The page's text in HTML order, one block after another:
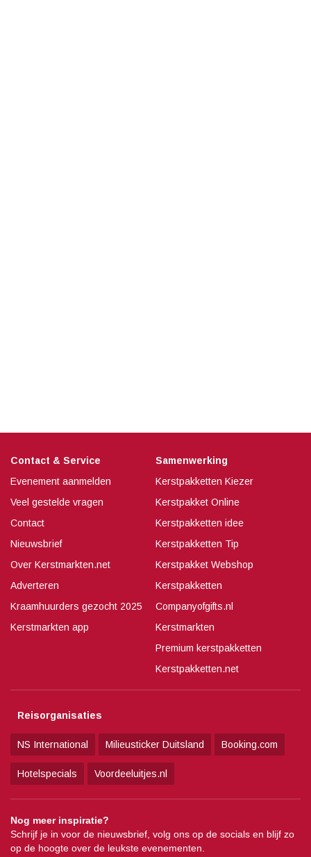
Contact & Service
Evenement aanmelden
Veel gestelde vragen
Contact
Nieuwsbrief
Over Kerstmarkten.net
Adverteren
Kraamhuurders gezocht 2025
Kerstmarkten app
Samenwerking
Kerstpakketten Kiezer
Kerstpakket Online
Kerstpakketten idee
Kerstpakketten Tip
Kerstpakket Webshop
Kerstpakketten
Companyofgifts.nl
Kerstmarkten
Premium kerstpakketten
Kerstpakketten.net
Reisorganisaties
NS International Milieusticker Duitsland Booking.com
Hotelspecials Voordeeluitjes.nl
Nog meer inspiratie?
Schrijf je in voor de nieuwsbrief, volg ons op de socials en blijf zo
op de hoogte over de leukste evenementen.